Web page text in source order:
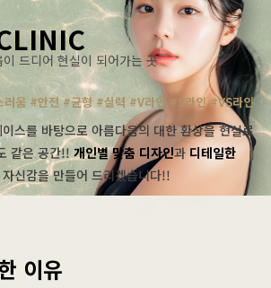
드디어 현실이 되어가는 곳
움 #안전 #균형 #실력 #V라인 #S라인 #VS라인
스를 바탕으로 아름다움의 대한 환상을 현실로
같은 공간!!개인별 맞춤 디자인과디테일한
신감을 만들어 드리겠습니다!!
이유